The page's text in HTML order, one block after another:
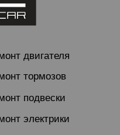
подвески
электрики
двигателя
тормозов